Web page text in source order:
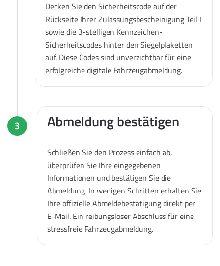
Decken Sie den Sicherheitscode auf der
Rückseite Ihrer Zulassungsbescheinigung Teil I
sowie die 3-stelligen Kennzeichen-
Sicherheitscodes hinter den Siegelplaketten
auf. Diese Codes sind unverzichtbar für eine
erfolgreiche digitale Fahrzeugabmeldung.
3 Abmeldung bestätigen
Schließen Sie den Prozess einfach ab,
überprüfen Sie Ihre eingegebenen
Informationen und bestätigen Sie die
Abmeldung. In wenigen Schritten erhalten Sie
Ihre offizielle Abmeldebestätigung direkt per
E-Mail. Ein reibungsloser Abschluss für eine
stressfreie Fahrzeugabmeldung.